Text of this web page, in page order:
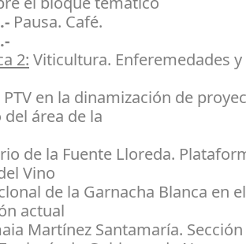
Pausa. Café.
2: Viticultura. Enferemedades y
PTV en la dinamización de
área de la
de la Fuente Lloreda.
Vino
de la Garnacha Blanca en
actual
Martínez Santamaría.